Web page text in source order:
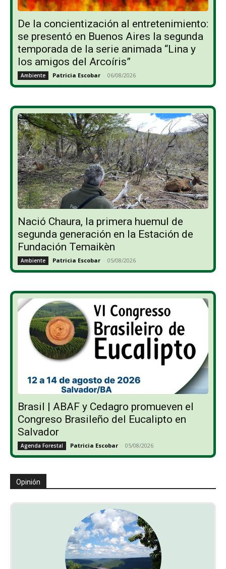
De la concientización al entretenimiento:
se presentó en Buenos Aires la segunda
temporada de la serie animada “Lina y
los amigos del Arcoíris”
Ambiente Patricia Escobar - 06/08/2026
Nació Chaura, la primera huemul de
segunda generación en la Estación de
Fundación Temaikèn
Ambiente Patricia Escobar - 05/08/2026
Brasil | ABAF y Cedagro promueven el
Congreso Brasileño del Eucalipto en
Salvador
Agenda Forestal Patricia Escobar - 05/08/2026
Opinión